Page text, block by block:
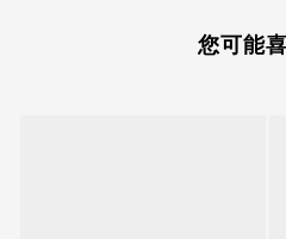
您可能